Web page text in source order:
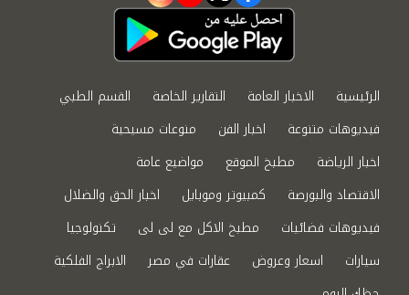
الرئيسية الاخبار العامة التقارير الخاصة
القسم الطبي
فيديوهات متنوعة
اخبار الفن
منوعات مسيحية
اخبار الرياضة
مطبخ الموقع
مواضيع عامة
الاقتصاد والبورصة
كمبيوتر وموبايل
اخبار الحق والضلال
فيديوهات فضائيات
مطبخ الاكل مع لى لى
تكنولوجيا
سيارات
اسعار وعروض عقارات في مصر
الابراج الفلكية